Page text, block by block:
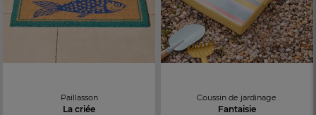
Paillasson
La criée
Coussin de jardinage
Fantaisie